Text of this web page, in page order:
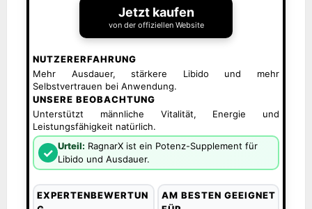
Jetzt kaufen
von der offiziellen Website
NUTZERERFAHRUNG
Mehr Ausdauer, stärkere Libido und mehr
Selbstvertrauen bei Anwendung.
UNSERE BEOBACHTUNG
Unterstützt männliche Vitalität, Energie und
Leistungsfähigkeit natürlich.
✓ Urteil: RagnarX ist ein Potenz-Supplement für
Libido und Ausdauer.
EXPERTENBEWERTUN
AM BESTEN GEEIGNET